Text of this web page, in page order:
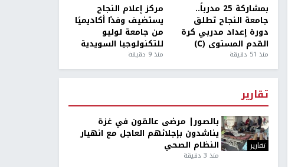
بمشاركة 25 مدرباً..
جامعة النجاح تطلق
دورة إعداد مدربي كرة
القدم المستوى (C)
منذ 51 دقيقة
مركز إعلام النجاح
يستضيف وفدًا أكاديميًا
من جامعة لوليو
للتكنولوجيا السويدية
منذ 9 دقيقة
تقارير
تقارير
بالصور| مرضى عالقون في غزة
يناشدون بإجلائهم العاجل مع انهيار
النظام الصحي
منذ 3 دقيقة